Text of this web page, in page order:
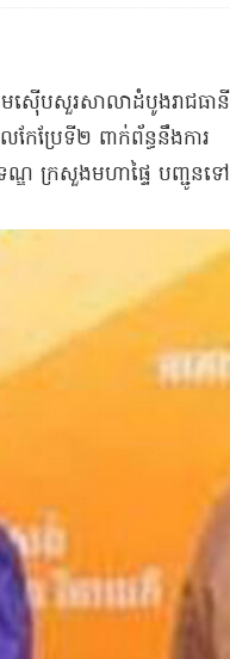
ម​ស៊ើបសួរ​សាលាដំបូង​រាជធានី​
កែប្រែ​ទី​២ ពាក់ព័ន្ធ​នឹង​ការ
ឌ ក្រសួងមហាផ្ទៃ បញ្ជូន​ទៅ